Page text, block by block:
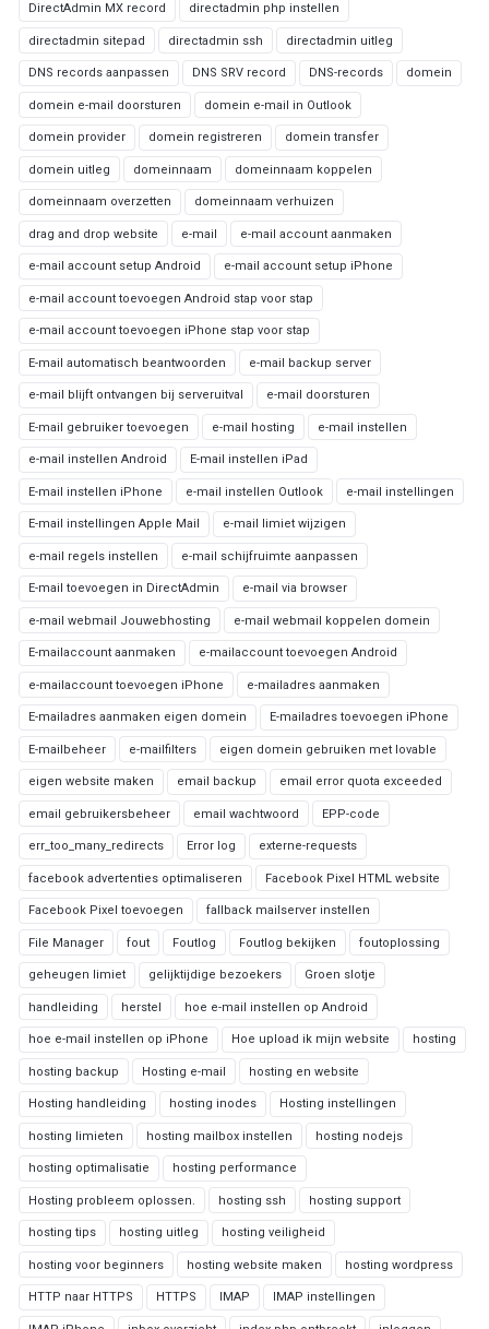
DirectAdmin MX record directadmin php instellen
directadmin sitepad directadmin ssh directadmin uitleg
DNS records aanpassen DNS SRV record DNS-records domein
domein e-mail doorsturen domein e-mail in Outlook
domein provider domein registreren domein transfer
domein uitleg domeinnaam domeinnaam koppelen
domeinnaam overzetten domeinnaam verhuizen
drag and drop website e-mail e-mail account aanmaken
e-mail account setup Android e-mail account setup iPhone
e-mail account toevoegen Android stap voor stap
e-mail account toevoegen iPhone stap voor stap
E-mail automatisch beantwoorden e-mail backup server
e-mail blijft ontvangen bij serveruitval e-mail doorsturen
E-mail gebruiker toevoegen e-mail hosting e-mail instellen
e-mail instellen Android E-mail instellen iPad
E-mail instellen iPhone e-mail instellen Outlook e-mail instellingen
E-mail instellingen Apple Mail e-mail limiet wijzigen
e-mail regels instellen e-mail schijfruimte aanpassen
E-mail toevoegen in DirectAdmin e-mail via browser
e-mail webmail Jouwebhosting e-mail webmail koppelen domein
E-mailaccount aanmaken e-mailaccount toevoegen Android
e-mailaccount toevoegen iPhone e-mailadres aanmaken
E-mailadres aanmaken eigen domein E-mailadres toevoegen iPhone
E-mailbeheer e-mailfilters eigen domein gebruiken met lovable
eigen website maken email backup email error quota exceeded
email gebruikersbeheer email wachtwoord EPP-code
err_too_many_redirects Error log externe-requests
facebook advertenties optimaliseren Facebook Pixel HTML website
Facebook Pixel toevoegen fallback mailserver instellen
File Manager fout Foutlog Foutlog bekijken foutoplossing
geheugen limiet gelijktijdige bezoekers Groen slotje
handleiding herstel hoe e-mail instellen op Android
hoe e-mail instellen op iPhone Hoe upload ik mijn website hosting
hosting backup Hosting e-mail hosting en website
Hosting handleiding hosting inodes Hosting instellingen
hosting limieten hosting mailbox instellen hosting nodejs
hosting optimalisatie hosting performance
Hosting probleem oplossen. hosting ssh hosting support
hosting tips hosting uitleg hosting veiligheid
hosting voor beginners hosting website maken hosting wordpress
HTTP naar HTTPS HTTPS IMAP IMAP instellingen